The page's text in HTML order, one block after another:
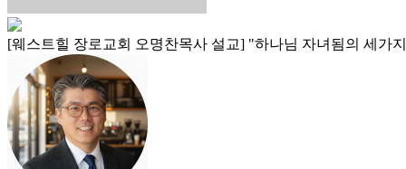
[웨스트힐 장로교회 오명찬목사 설교] "하나님 자녀됨의 세가지